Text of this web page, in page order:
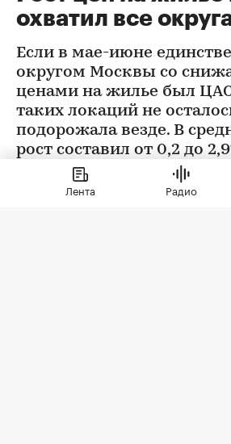
охватил все
Если в мае-июне
округом Москвы со
ценами на жилье был
таких локаций не
подорожала везде. В
рост составил от 0,2 до
Лента Радио